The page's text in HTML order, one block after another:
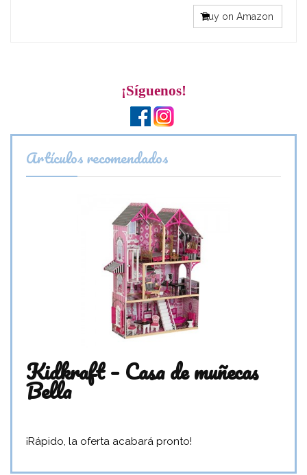
Buy on Amazon
¡Síguenos!
Artículos recomendados
Kidkraft – Casa de muñecas
Bella
¡Rápido, la oferta acabará pronto!